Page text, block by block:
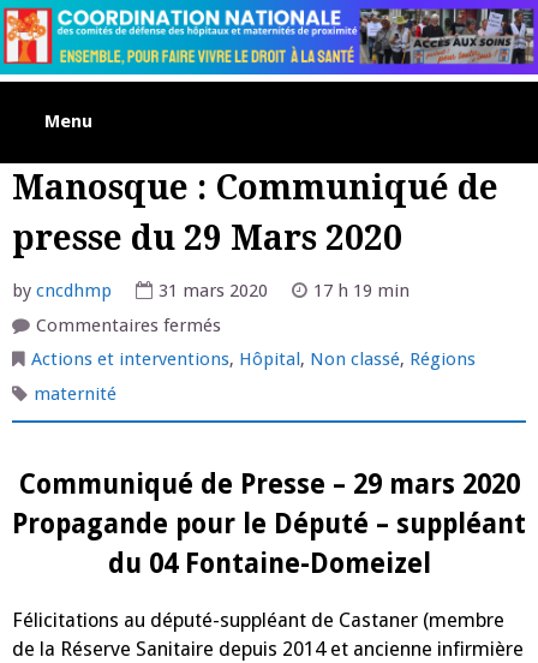
Skip
to
content
Menu
Manosque : Communiqué de
presse du 29 Mars 2020
by cncdhmp 31 mars 2020
17 h 19 min
Commentaires ferméssur
:
Communiqué
du
2020
Actions et interventions, Hôpital , Non classé, Régions
maternité
Communiqué de Presse – 29 mars 2020
Propagande pour le Député – suppléant
du 04 Fontaine-Domeizel
Félicitations au député-suppléant de Castaner (membre
de la Réserve Sanitaire depuis 2014 et ancienne infirmière